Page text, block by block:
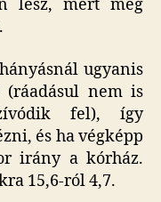
lesz, mert még
ugyanis
nem is
fel), így
és ha végképp
irány a kórház.
15,6-ról 4,7.